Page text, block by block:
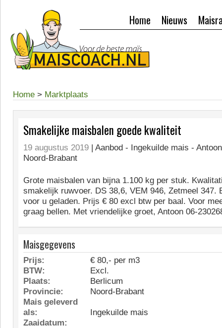
Nieuws
Home
Home > Marktplaats
Smakelijke maisbalen goede kwaliteit
19 augustus 2019 | Aanbod - Ingekuilde mais -
Noord-Brabant
Grote maisbalen van bijna 1.100 kg per stuk.
smakelijk ruwvoer. DS 38,6, VEM 946, Zetmeel 347.
voor u geladen. Prijs € 80 excl btw per baal. Voor
graag bellen. Met vriendelijke groet, Antoon 06-
Maisgegevens
Prijs:
€ 80,- per m3
BTW:
Excl.
Plaats:
Berlicum
Provincie:
Noord-Brabant
Mais geleverd
als:
Ingekuilde mais
Zaaidatum: